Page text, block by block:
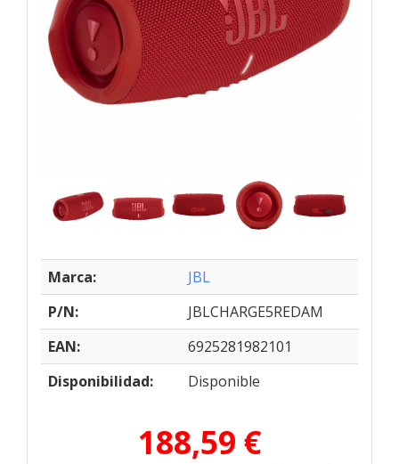
Marca:
JBL
P/N:
JBLCHARGE5REDAM
EAN:
6925281982101
Disponibilidad:
Disponible
188,59 €